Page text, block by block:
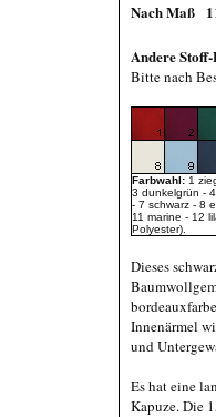
Nach Maß
Andere
Bitte nach
Farbwahl: 1
3 dunkelgrün -
- 7 schwarz - 8
11 marine - 12
Polyester).
Dieses
Innenärmel
und
Es hat eine
Kapuze. Die